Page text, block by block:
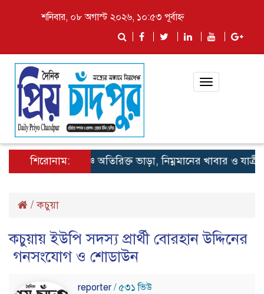
শনিবার, ০৮ অগাস্ট ২০২৬, ১০:৫৩ পূর্বাহ্ন
Toggle
শিরোনাম:লঞ্চে অতিরিক্ত ভাড়া, নিম্নমানের খাবার ও যাত্রী
/কচুয়া
কচুয়ায় ইউপি সদস্য প্রার্থী বোরহান উদ্দিনের
গনসংযোগ ও শোডাউন
reporter / ৫৩১ ভিউ